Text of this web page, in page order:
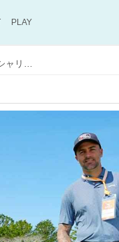
PLAY
「シェフラーを変えたのはスパイダー」パターのスペシャリストが明かす、PGAツアーを席巻する“マレット旋風”の正体